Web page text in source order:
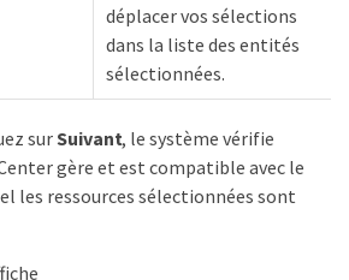
déplacer vos sélections
dans la liste des entités
sélectionnées.
surSuivant, le système vérifie
gère et est compatible avec le
les ressources sélectionnées sont